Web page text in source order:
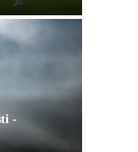
-